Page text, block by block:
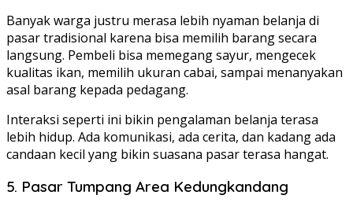
Banyak warga justru merasa lebih nyaman belanja di
pasar tradisional karena bisa memilih barang secara
langsung. Pembeli bisa memegang sayur, mengecek
kualitas ikan, memilih ukuran cabai, sampai menanyakan
asal barang kepada pedagang.
Interaksi seperti ini bikin pengalaman belanja terasa
lebih hidup. Ada komunikasi, ada cerita, dan kadang ada
candaan kecil yang bikin suasana pasar terasa hangat.
5. Pasar Tumpang Area Kedungkandang